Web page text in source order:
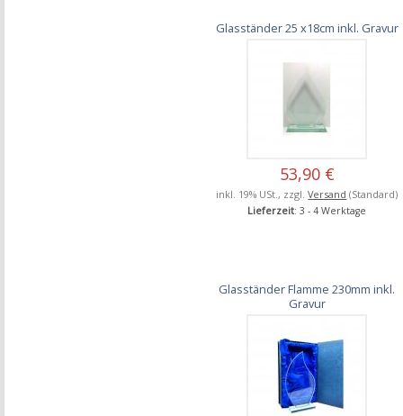
Glasständer 25 x18cm inkl. Gravur
53,90 €
inkl. 19% USt., zzgl.Versand (Standard)
Lieferzeit: 3 - 4 Werktage
Glasständer Flamme 230mm inkl.
Gravur